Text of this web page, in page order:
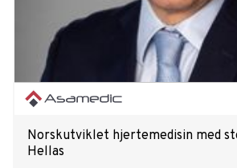
Norskutviklet hjertemedisin med
Hellas